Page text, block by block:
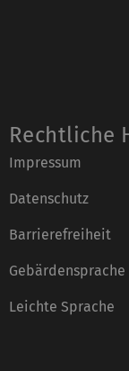
Rechtliche
Impressum
Datenschutz
Barrierefreiheit
Gebärdensprache
Leichte Sprache